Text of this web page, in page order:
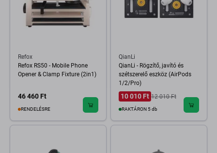
Refox
Refox RS50 - Mobile Phone
Opener & Clamp Fixture (2in1)
46 460 Ft
RENDELÉSRE
QianLi
QianLi - Rögzítő, javító és
szétszerelő eszköz (AirPods
1/2/Pro)
10 010 Ft 12 010 Ft
RAKTÁRON 5 db